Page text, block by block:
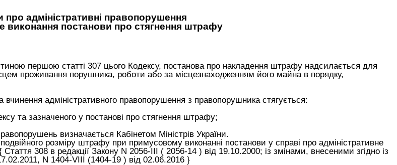
про адміністративні правопорушення
виконання постанови про стягнення штрафу
першою статті 307 цього Кодексу, постанова про накладення штрафу надсилається для
проживання порушника, роботи або за місцезнаходженням його майна в порядку,
адміністративного правопорушення з правопорушника стягується:
та зазначеного у постанові про стягнення штрафу;
визначається Кабінетом Міністрів України.
розміру штрафу при примусовому виконанні постанови у справі про адміністративне
308 в редакції Закону N 2056-III ( 2056-14 ) від 19.10.2000; із змінами, внесеними згідно із
N 1404-VIII (1404-19 ) від 02.06.2016 }